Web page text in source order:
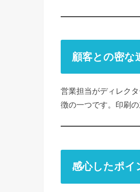
顧客との密な
営業担当がディレク
徴の一つです。印刷
感心したポイ